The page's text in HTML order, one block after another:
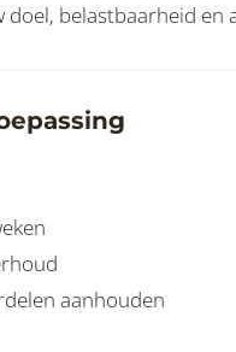
belastbaarheid en
aanhouden